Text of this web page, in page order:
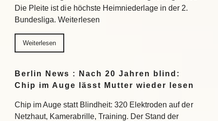
Die Pleite ist die höchste Heimniederlage in der 2.
Bundesliga. Weiterlesen
Weiterlesen
Berlin News : Nach 20 Jahren blind:
Chip im Auge lässt Mutter wieder lesen
Chip im Auge statt Blindheit: 320 Elektroden auf der
Netzhaut, Kamerabrille, Training. Der Stand der